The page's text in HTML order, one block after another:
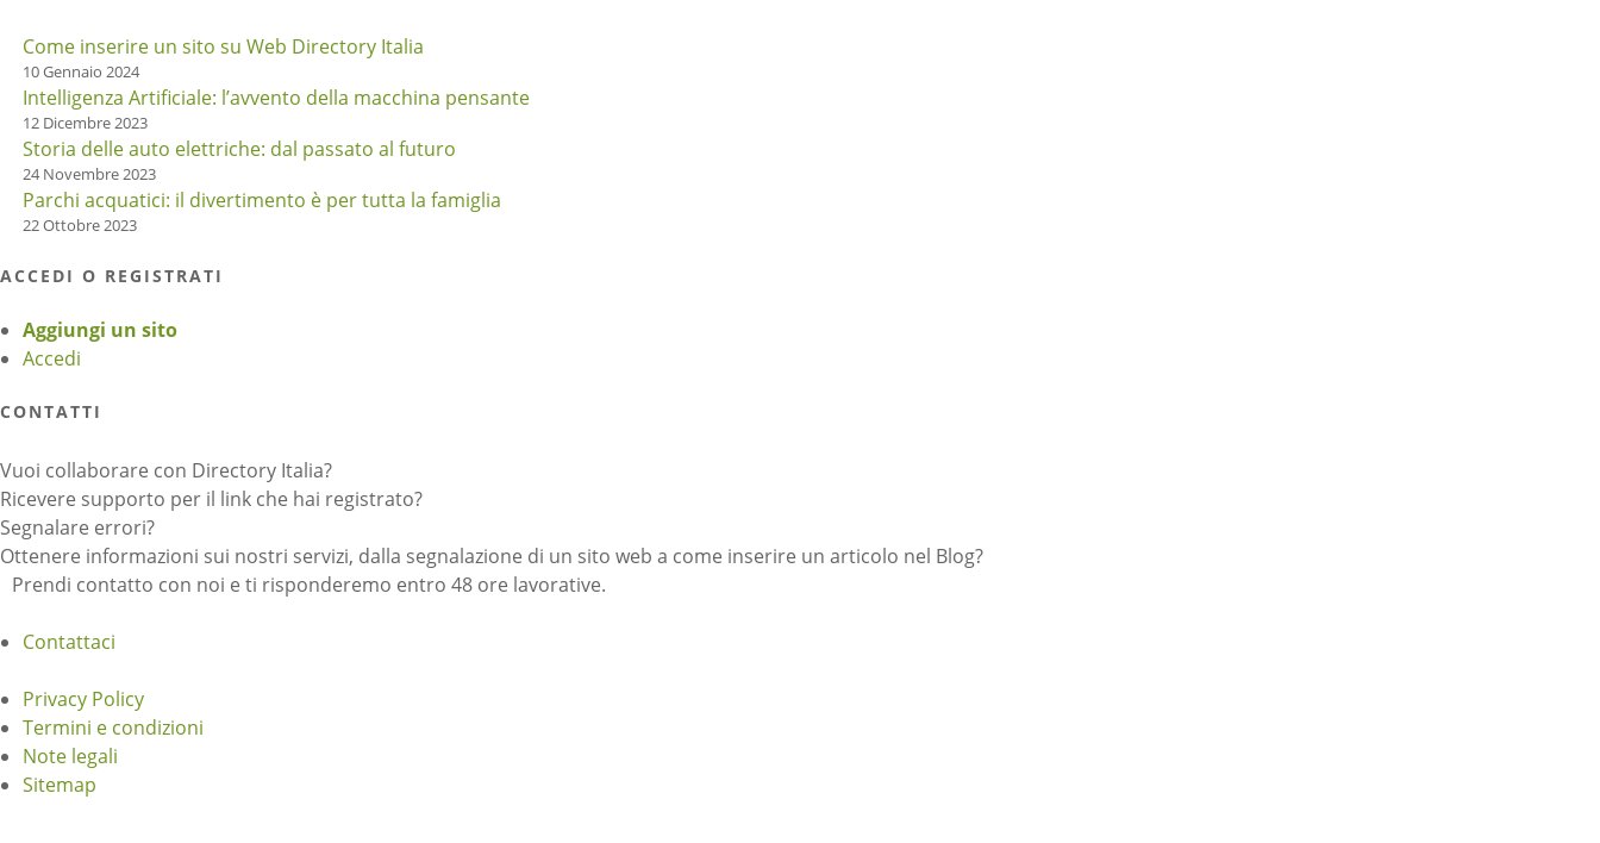
Come inserire un sito su Web Directory Italia
10 Gennaio 2024
Intelligenza Artificiale: l’avvento della macchina pensante
12 Dicembre 2023
Storia delle auto elettriche: dal passato al futuro
24 Novembre 2023
Parchi acquatici: il divertimento è per tutta la famiglia
22 Ottobre 2023
ACCEDI O REGISTRATI
Aggiungi un sito
Accedi
CONTATTI
Vuoi collaborare con Directory Italia?
Ricevere supporto per il link che hai registrato?
Segnalare errori?
Ottenere informazioni sui nostri servizi, dalla segnalazione di un sito web a come inserire un articolo nel Blog?
Prendi contatto con noi e ti risponderemo entro 48 ore lavorative.
Contattaci
Privacy Policy
Termini e condizioni
Note legali
Sitemap